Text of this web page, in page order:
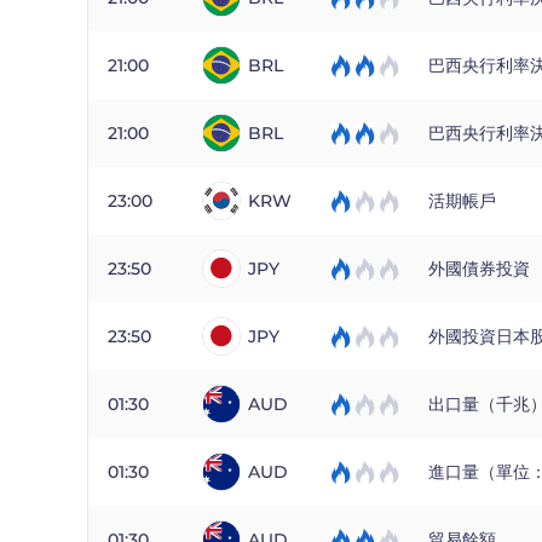
21:00 BRL 巴西央行利率
21:00 BRL 巴西央行利率
23:00 KRW 活期帳戶
23:50 JPY 外國債券投資
23:50 JPY 外國投資日本
01:30 AUD 出口量（千兆）
01:30 AUD 進口量（單位